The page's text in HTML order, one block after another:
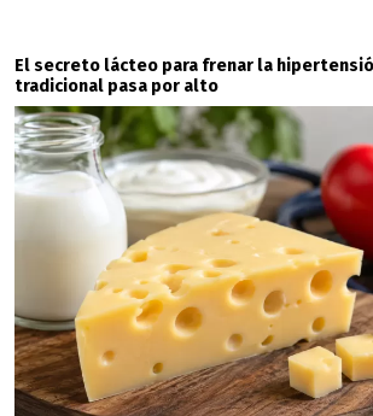
El secreto lácteo para frenar la
tradicional pasa por alto